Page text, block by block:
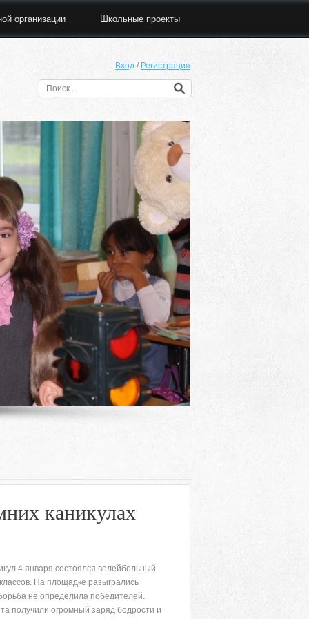
организации Школьные проекты
Вход / Регистрация
Адрес
район, село Ая, ул. Школьная 11. тел. 28-
6-49, электронный адрес: aja_70@mail.ru
каникулах
4 января состоялся волейбольный
На площадке разыгрались
не определила победителей.
получили огромный заряд бодрости и